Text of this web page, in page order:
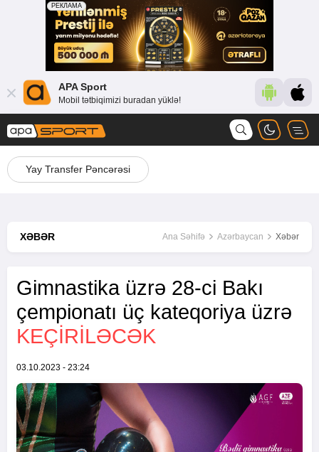
APA Sport
Mobil tətbiqimizi buradan yüklə!
Yay Transfer Pəncərəsi
XƏBƏR Ana Səhifə Azərbaycan Xəbər
Gimnastika üzrə 28-ci Bakı
çempionatı üç kateqoriya üzrə
KEÇIRILƏCƏK
03.10.2023 - 23:24